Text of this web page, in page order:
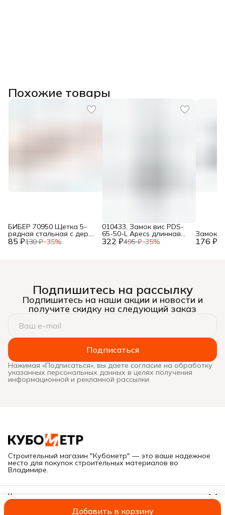
Добавить в корзину
Похожие товары
85 ₽130 ₽−35%
БИБЕР 70950 Щетка 5-
рядная стальная с дер.
ручкой, 322 ₽495 ₽−35%
010433, Замок вис PDS-
65-50-L Apecs длинная
дужка, 176 ₽
Замок
Подпишитесь на рассылку
Подпишитесь на наши акции и новости и
получите скидку на следующий заказ
Подписаться
Нажимая «Подписаться», вы даете согласие на обработку
указанных персональных данных в целях получения
информационной и рекламной рассылки
Строительный магазин "Кубометр" — это ваше надежное
место для покупок строительных материалов во
Владимире.
Контакты